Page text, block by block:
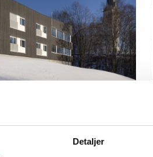
Detaljer
å bygge et senter med minst